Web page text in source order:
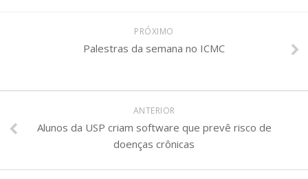
PRÓXIMO
Palestras da semana no ICMC
ANTERIOR
Alunos da USP criam software que prevê risco de
doenças crônicas